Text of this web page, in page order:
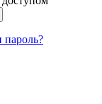
пароль?